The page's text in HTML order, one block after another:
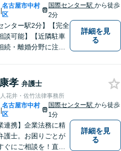
|
名古屋市中村
区
国際センター駅から徒歩
2分
ンター駅2分】【完全
談可能】【近隣駐車
続・離婚分野に注力
家と呼ばれる税理士
しています。頼れ
な法律事務所を目指
す。ぜひ、ご相談く
詳細を見
る
孝 弁護士
花井・佐竹法律事務所
|
名古屋市中村
区
国際センター駅から徒歩
1分
連携】企業法務に精
護士。お困りごとが
ぐにご相談を！直面
詳細を見
る